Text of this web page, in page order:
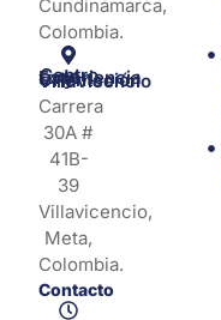
Cundinamarca,
Colombia.
Centro de Experiencia y Orientación Villavicencio
Carrera
30A #
41B-
39
Villavicencio,
Meta,
Colombia.
Contacto